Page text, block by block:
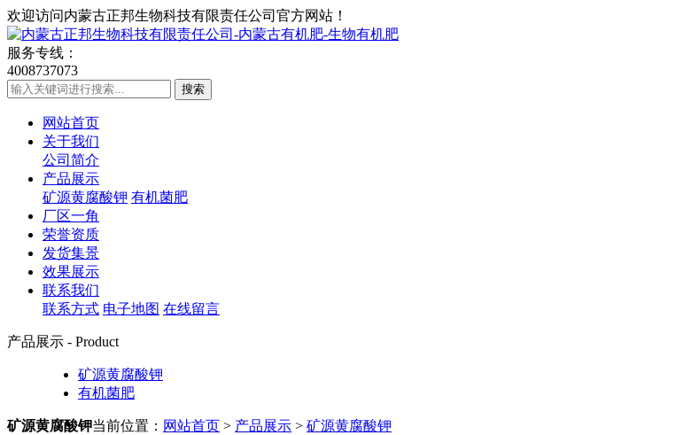
欢迎访问内蒙古正邦生物科技有限责任公司官方网站！
服务专线：
4008737073
网站首页
关于我们
公司简介
产品展示
矿源黄腐酸钾 有机菌肥
厂区一角
荣誉资质
发货集景
效果展示
联系我们
联系方式 电子地图 在线留言
产品展示 - Product
矿源黄腐酸钾
有机菌肥
矿源黄腐酸钾当前位置： 网站首页 > 产品展示 > 矿源黄腐酸钾